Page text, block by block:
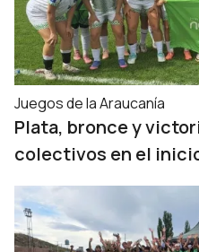
Juegos de la Araucanía
Plata, bronce y
colectivos en el